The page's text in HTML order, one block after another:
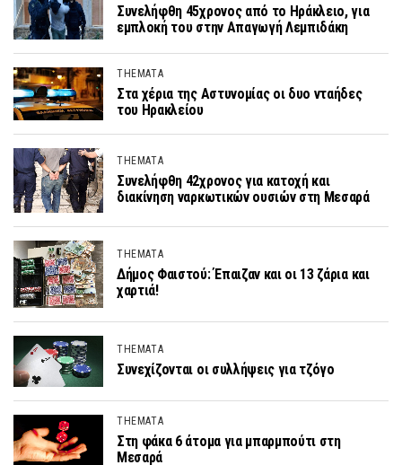
Συνελήφθη 45χρονος από το Ηράκλειο, για
εμπλοκή του στην Απαγωγή Λεμπιδάκη
THEMATA
Στα χέρια της Αστυνομίας οι δυο νταήδες
του Ηρακλείου
THEMATA
Συνελήφθη 42χρονος για κατοχή και
διακίνηση ναρκωτικών ουσιών στη Μεσαρά
THEMATA
Δήμος Φαιστού: Έπαιζαν και οι 13 ζάρια και
χαρτιά!
THEMATA
Συνεχίζονται οι συλλήψεις για τζόγο
THEMATA
Στη φάκα 6 άτομα για μπαρμπούτι στη
Μεσαρά